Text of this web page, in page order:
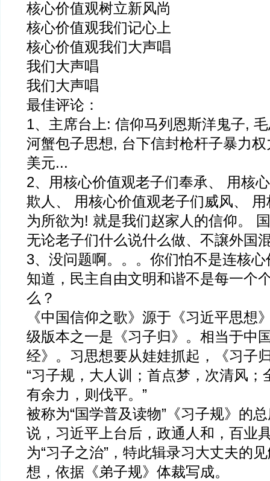
核心价值观树立新风尚
核心价值观我们记心上
核心价值观我们大声唱
我们大声唱
我们大声唱
最佳评论：
1、主席台上: 信仰马列恩斯洋鬼子,
河蟹包子思想, 台下信封枪杆子暴力
美元...
2、用核心价值观老子们奉承、 用核
欺人、 用核心价值观老子们威风、
为所欲为! 就是我们赵家人的信仰。
无论老子们什么说什么做、不譲外国
3、没问题啊。。。你们怕不是连核
知道，民主自由文明和谐不是每一个
么？
《中国信仰之歌》源于《习近平思想
级版本之一是《习子归》。相当于中
经》。习思想要从娃娃抓起，《习子
“习子规，大人训；首点梦，次清风；
有余力，则伐平。”
被称为“国学普及读物”《习子规》的
说，习近平上台后，政通人和，百业
为“习子之治”，特此辑录习大丈夫的
想，依据《弟子规》体裁写成。